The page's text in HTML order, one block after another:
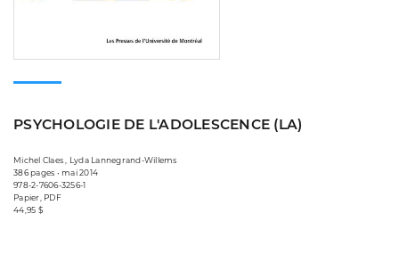
PSYCHOLOGIE DE L'ADOLESCENCE (LA)
Michel Claes , Lyda Lannegrand-Willems
386 pages • mai 2014
978-2-7606-3256-1
Papier, PDF
44,95 $